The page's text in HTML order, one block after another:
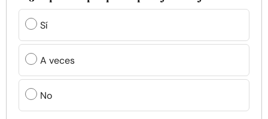
Ayuda
Cursos
Recursos
Comunidad
Sí
A veces
No